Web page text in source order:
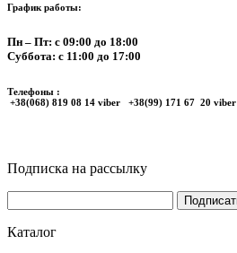
График работы:
Пн – Пт: с 09:00 до 18:00
Суббота: с 11:00 до 17:00
Телефоны :
+38(068) 819 08 14 viber +38(99) 171 67 20 viber
Подписка на рассылку
Каталог